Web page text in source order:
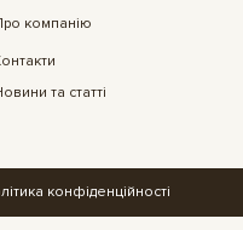
компанію
та статті
конфіденційності